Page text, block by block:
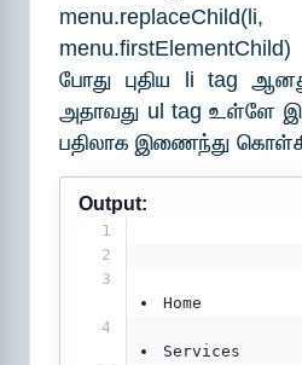
menu.replaceChild(li,
போது புதிய li tag
அதாவது ul tag உள்ளே
பதிலாக இணைந்து
Output:
1
2
3
Home
4
Services